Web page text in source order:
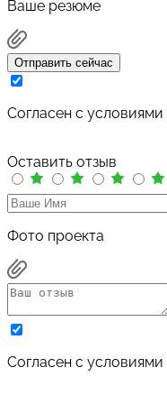
Ваше резюме
Отправить сейчас
Cогласен с условиями
Оставить отзыв
Фото проекта
Cогласен с условиями